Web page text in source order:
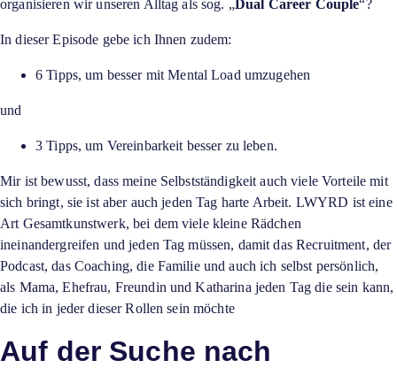
organisieren wir unseren Alltag als sog. „Dual Career Couple“?
In dieser Episode gebe ich Ihnen zudem:
6 Tipps, um besser mit Mental Load umzugehen
und
3 Tipps, um Vereinbarkeit besser zu leben.
Mir ist bewusst, dass meine Selbstständigkeit auch viele Vorteile mit
sich bringt, sie ist aber auch jeden Tag harte Arbeit. LWYRD ist eine
Art Gesamtkunstwerk, bei dem viele kleine Rädchen
ineinandergreifen und jeden Tag müssen, damit das Recruitment, der
Podcast, das Coaching, die Familie und auch ich selbst persönlich,
als Mama, Ehefrau, Freundin und Katharina jeden Tag die sein kann,
die ich in jeder dieser Rollen sein möchte
Auf der Suche nach